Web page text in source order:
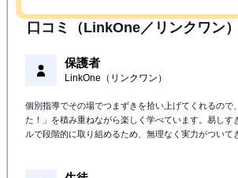
口コミ（LinkOne／リンクワン）
保護者
LinkOne（リンクワン）
個別指導でその場でつまずきを拾い上げてくれるので
た！」を積み重ねながら楽しく学べています。易しす
ルで段階的に取り組めるため、無理なく実力がついて